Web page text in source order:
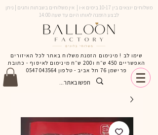
משלוחים יוצאים בין 10-17 בימים א-ו | אין משלוחים בשבתות וחגים | ניתן
לבצע הזמנה לאותו היום עד שעה 14:00
שימו לב ! מינימום הזמנת משלוח באתר לכל האיזורים
האפשריים 450 ש״ח ו200 ש״ח מינימום לאיסוף - כתובת
פרישמן 76 תל אביב - טלפון
0547043564